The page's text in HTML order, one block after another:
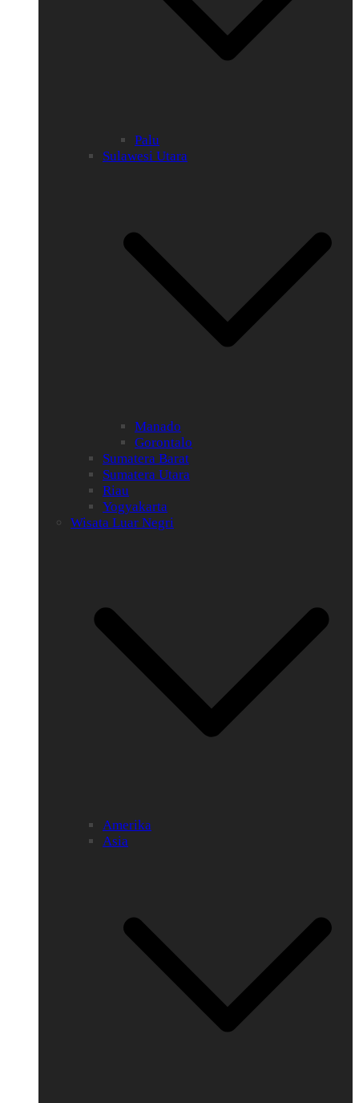
Palu
Sulawesi Utara
Manado
Gorontalo
Sumatera Barat
Sumatera Utara
Riau
Yogyakarta
Wisata Luar Negri
Amerika
Asia